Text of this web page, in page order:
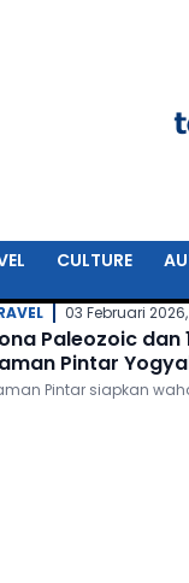
CULTURE
03 Februari 2026,
Paleozoic dan
Pintar
Pintar siapkan